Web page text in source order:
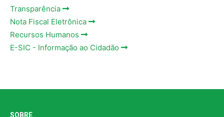
Transparência
Nota Fiscal Eletrônica
Recursos Humanos
E-SIC - Informação ao Cidadão
SOBRE